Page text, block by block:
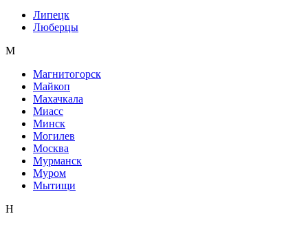
Липецк
Люберцы
М
Магнитогорск
Майкоп
Махачкала
Миасс
Минск
Могилев
Москва
Мурманск
Муром
Мытищи
Н